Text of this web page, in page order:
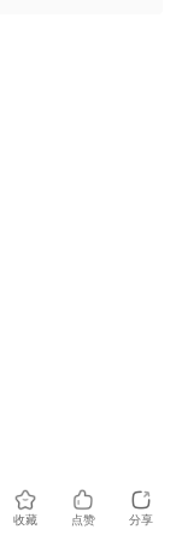
收藏 点赞 分享